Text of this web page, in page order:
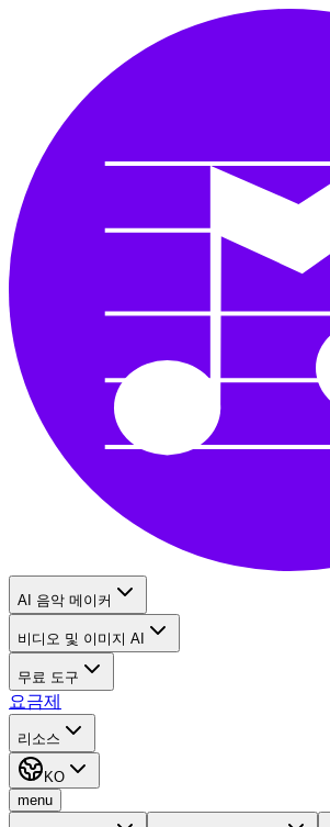
AI 음악 메이커
비디오 및 이미지 AI
무료 도구
요금제
리소스
KO
menu